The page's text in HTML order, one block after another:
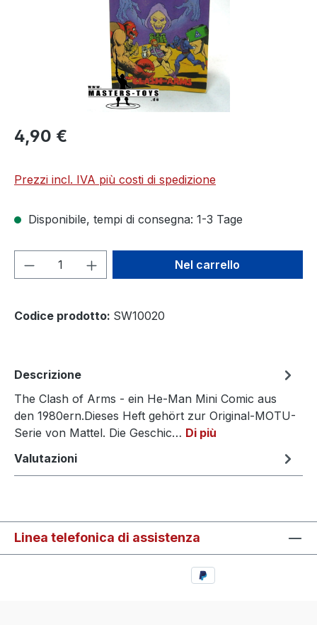
4,90 €
Prezzi incl. IVA più costi di spedizione
Disponibile, tempi di consegna: 1-3 Tage
Quantità del prodotto: inserisci la
Nel carrello
Codice prodotto: SW10020
Descrizione
The Clash of Arms - ein He-Man Mini Comic aus
den 1980ern.Dieses Heft gehört zur Original-MOTU-
Serie von Mattel. Die Geschic… Di più
Valutazioni
Linea telefonica di assistenza